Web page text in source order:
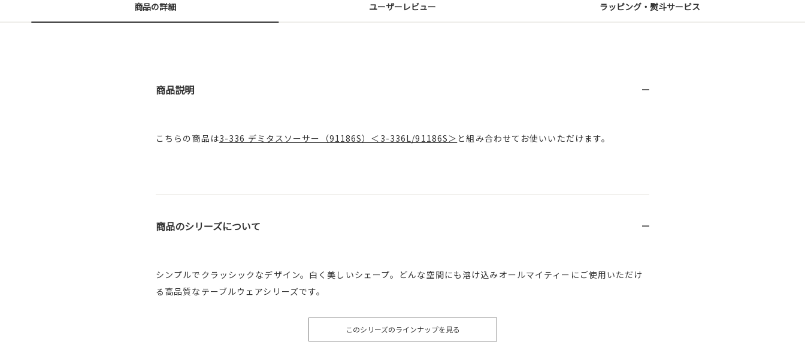
商品の詳細 ユーザーレビュー ラッピング・熨斗サービス
商品説明
こちらの商品は3-336 デミタスソーサー（91186S）＜3-336L/91186S＞ と組み合わせてお使いいただけます。
商品のシリーズについて
シンプルでクラッシックなデザイン。白く美しいシェープ。どんな空間にも溶け込みオールマイティーにご使用いただけ
る高品質なテーブルウェアシリーズです。
このシリーズのラインナップを見る